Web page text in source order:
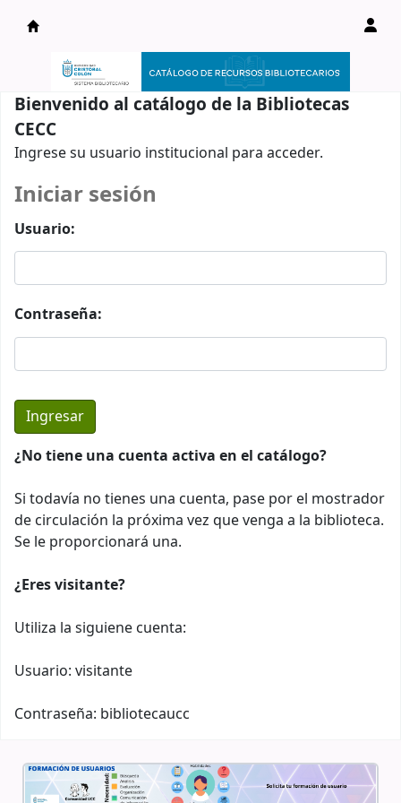
Catálogo en línea
Bienvenido al catálogo de la Bibliotecas
CECC
Ingrese su usuario institucional para acceder.
Iniciar sesión
Usuario:
Contraseña:
¿No tiene una cuenta activa en el catálogo?
Si todavía no tienes una cuenta, pase por el mostrador
de circulación la próxima vez que venga a la biblioteca.
Se le proporcionará una.
¿Eres visitante?
Utiliza la siguiene cuenta:
Usuario: visitante
Contraseña: bibliotecaucc